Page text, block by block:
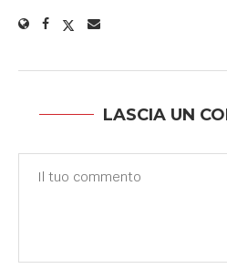
LASCIA UN